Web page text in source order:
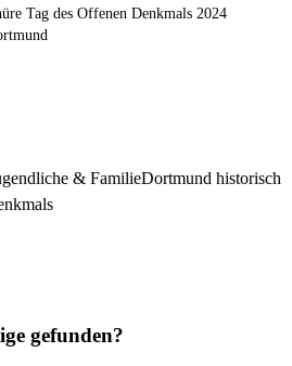
Tag des Offenen Denkmals 2024
& FamilieDortmund historisch
gefunden?